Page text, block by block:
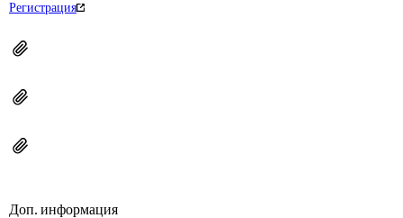
Регистрация
Доп. информация